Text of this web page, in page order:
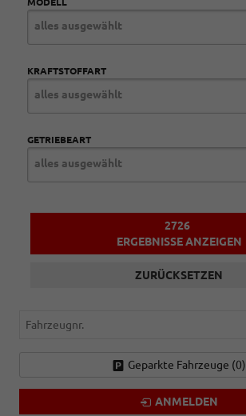
alles ausgewählt
KRAFTSTOFFART
alles ausgewählt
GETRIEBEART
alles ausgewählt
2726
ERGEBNISSE ANZEIGEN
ZURÜCKSETZEN
Fahrzeugnr.
Geparkte Fahrzeuge (0)
ANMELDEN